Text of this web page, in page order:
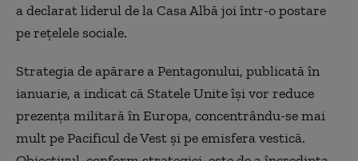
a declarat liderul de la Casa Albă joi într-o postare
pe rețelele sociale.
Strategia de apărare a Pentagonului, publicată în
ianuarie, a indicat că Statele Unite își vor reduce
prezența militară în Europa, concentrându-se mai
mult pe Pacificul de Vest și pe emisfera vestică.